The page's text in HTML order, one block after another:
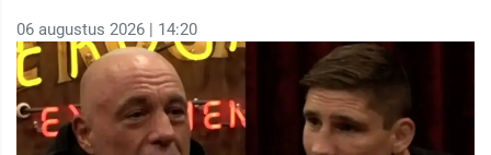
06 augustus 2026 | 14:20